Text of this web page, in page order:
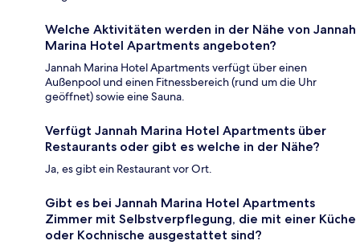
Welche Aktivitäten werden in der Nähe von Jannah
Marina Hotel Apartments angeboten?
Jannah Marina Hotel Apartments verfügt über einen
Außenpool und einen Fitnessbereich (rund um die Uhr
geöffnet) sowie eine Sauna.
Verfügt Jannah Marina Hotel Apartments über
Restaurants oder gibt es welche in der Nähe?
Ja, es gibt ein Restaurant vor Ort.
Gibt es bei Jannah Marina Hotel Apartments
Zimmer mit Selbstverpflegung, die mit einer Küche
oder Kochnische ausgestattet sind?